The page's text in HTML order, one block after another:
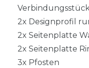
2x Designprofil
2x Seitenplatte
2x Seitenplatte
3x Pfosten